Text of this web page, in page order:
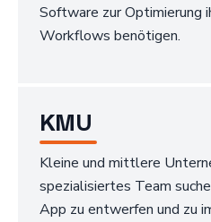
Software zur Optimierung
Workflows benötigen.
KMU
Kleine und mittlere
spezialisiertes Team
App zu entwerfen und zu